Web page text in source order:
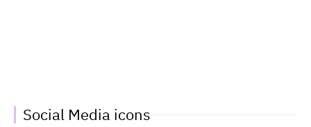
Social Media icons